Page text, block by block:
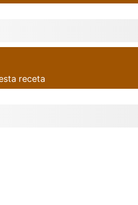
receta